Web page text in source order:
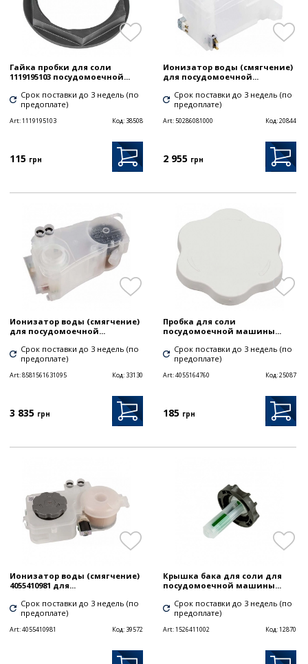
Гайка пробки для соли
1119195103 посудомоечной...
Срок поставки до 3 недель (по
предоплате)
Art:1119195103 Код: 38508
115 грн
Ионизатор воды (смягчение)
для посудомоечной...
Срок поставки до 3 недель (по
предоплате)
Art: 50286081000 Код:20844
2 955 грн
Ионизатор воды (смягчение)
для посудомоечной...
Срок поставки до 3 недель (по
предоплате)
Art:8581561631095 Код: 33130
3 835 грн
Пробка для соли
посудомоечной машины...
Срок поставки до 3 недель (по
предоплате)
Art:4055164760 Код:25087
185 грн
Ионизатор воды (смягчение)
4055410981 для...
Срок поставки до 3 недель (по
предоплате)
Art:4055410981 Код: 39572
Крышка бака для соли для
посудомоечной машины...
Срок поставки до 3 недель (по
предоплате)
Art:1526411002 Код:12870